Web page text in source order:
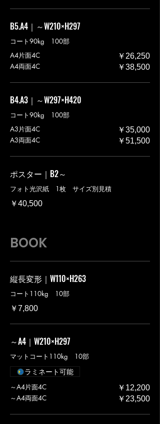
B5.A4｜～W210×H297
コート90kg 100部
A4片面4C
￥26,250
A4両面4C ￥38,500
B4.A3｜～W297×H420
コート90kg 100部
A3片面4C
￥35,000
A3両面4C ￥51,500
ポスター｜B2～
フォト光沢紙 1枚 サイズ別見積
￥40,500
BOOK
縦長変形｜W110×H263
コート110kg 10部
￥7,800
～A4｜W210×H297
マットコート110kg 10部
～A4片面4C ￥12,200
～A4両面4C ￥23,500
ラミネート可能